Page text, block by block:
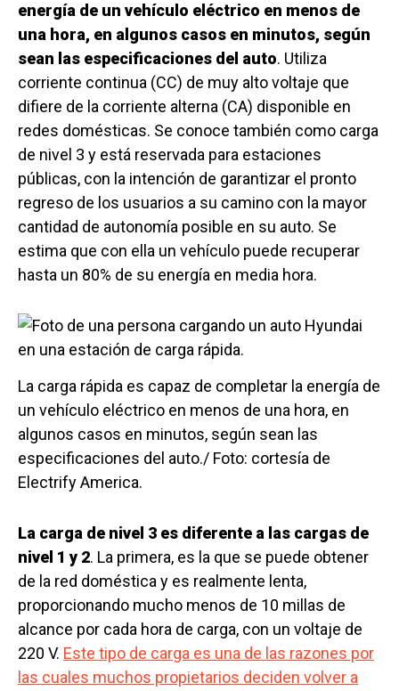
energía de un vehículo eléctrico en menos de
una hora, en algunos casos en minutos, según
sean las especificaciones del auto. Utiliza
corriente continua (CC) de muy alto voltaje que
difiere de la corriente alterna (CA) disponible en
redes domésticas. Se conoce también como carga
de nivel 3 y está reservada para estaciones
públicas, con la intención de garantizar el pronto
regreso de los usuarios a su camino con la mayor
cantidad de autonomía posible en su auto. Se
estima que con ella un vehículo puede recuperar
hasta un 80% de su energía en media hora.
La carga rápida es capaz de completar la energía de
un vehículo eléctrico en menos de una hora, en
algunos casos en minutos, según sean las
especificaciones del auto./ Foto: cortesía de
Electrify America.
La carga de nivel 3 es diferente a las cargas de
nivel 1 y 2. La primera, es la que se puede obtener
de la red doméstica y es realmente lenta,
proporcionando mucho menos de 10 millas de
alcance por cada hora de carga, con un voltaje de
220 V. Este tipo de carga es una de las razones por
las cuales muchos propietarios deciden volver a